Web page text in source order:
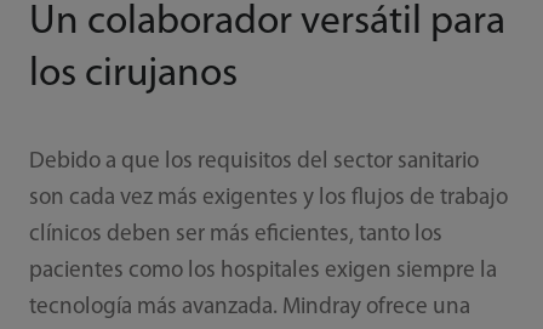
Un colaborador versátil para
los cirujanos
Debido a que los requisitos del sector sanitario
son cada vez más exigentes y los flujos de trabajo
clínicos deben ser más eficientes, tanto los
pacientes como los hospitales exigen siempre la
tecnología más avanzada. Mindray ofrece una